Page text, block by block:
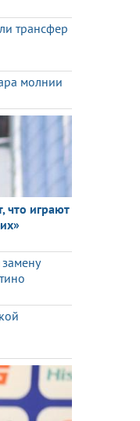
трансфер
молнии
что играют